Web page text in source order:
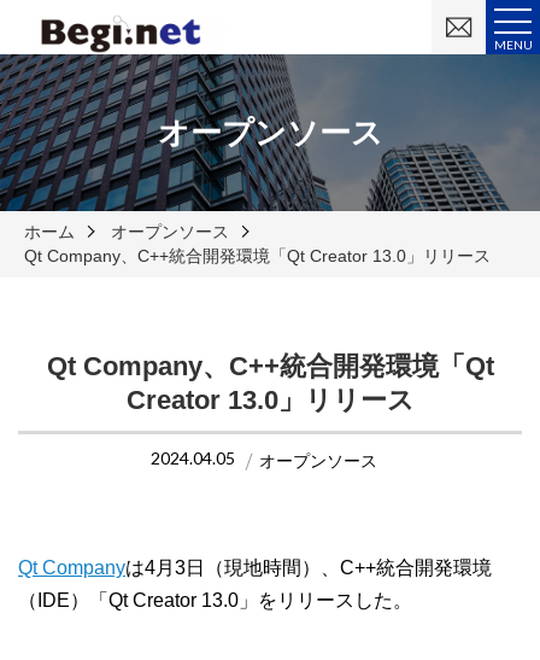
MENU
い
オープンソース
ホーム
オープンソース
Qt Company、C++統合開発環境「Qt Creator 13.0」リリース
Qt Company、C++統合開発環境「Qt
Creator 13.0」リリース
2024.04.05 オープンソース
Qt Companyは4月3日（現地時間）、C++統合開発環境
（IDE）「Qt Creator 13.0」をリリースした。